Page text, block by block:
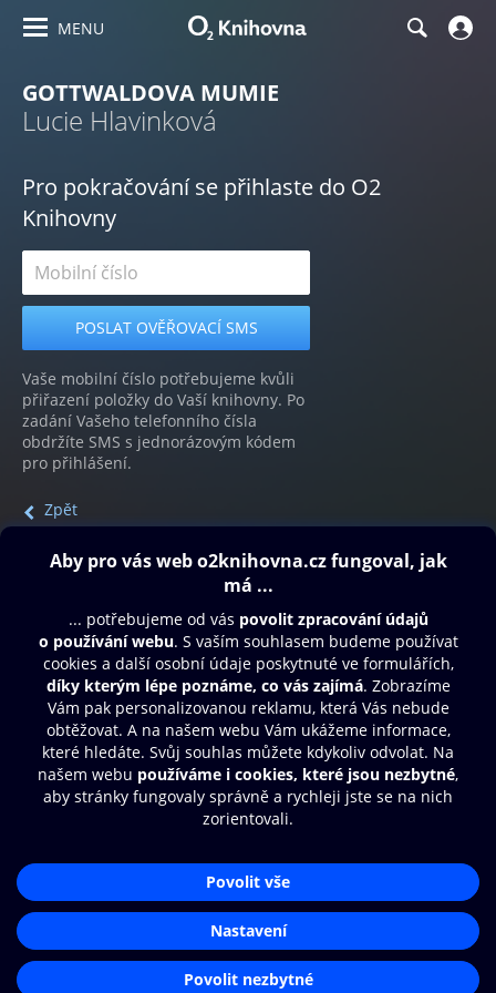
MENU
GOTTWALDOVA MUMIE
Lucie Hlavinková
Pro pokračování se přihlaste do O2
Knihovny
Vaše mobilní číslo potřebujeme kvůli
přiřazení položky do Vaší knihovny. Po
zadání Vašeho telefonního čísla
obdržíte SMS s jednorázovým kódem
pro přihlášení.
Zpět
Obsah ke stažení
Moje O2 Knihovna
Další zábava
© O2 Czech Republic a.s.
Přístupnost
Zásady zpracování osobních údajů
Nastavení cookies
Aplikace O2 Knihovna
Čti a poslouchej své e-knihy a
audioknihy rychleji a pohodlněji.